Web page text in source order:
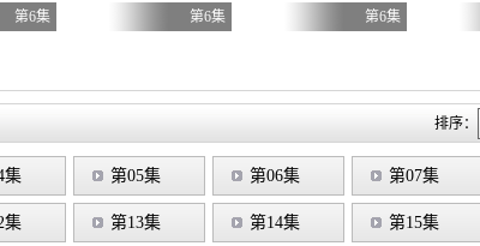
第6集 第6集 第6集
排序：
集 第05集 第06集 第07集
集 第13集 第14集 第15集